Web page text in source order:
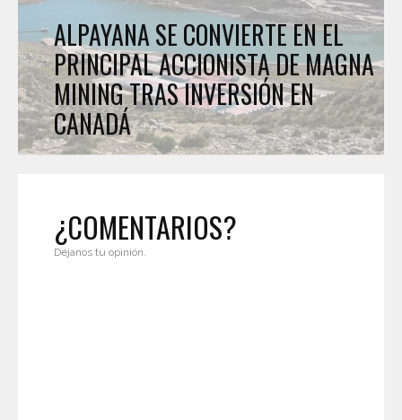
ALPAYANA SE CONVIERTE EN EL
PRINCIPAL ACCIONISTA DE MAGNA
MINING TRAS INVERSIÓN EN
CANADÁ
¿COMENTARIOS?
Déjanos tu opinión.